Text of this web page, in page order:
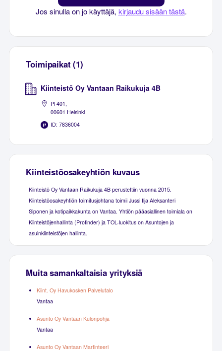
Jos sinulla on jo käyttäjä, kirjaudu sisään tästä.
Toimipaikat (1)
Kiinteistö Oy Vantaan Raikukuja 4B
Pl 401,
00601 Helsinki
ID: 7836004
Kiinteistöosakeyhtiön kuvaus
Kiinteistö Oy Vantaan Raikukuja 4B perustettiin vuonna 2015.
Kiinteistöosakeyhtiön toimitusjohtana toimii Jussi Ilja Aleksanteri
Siponen ja kotipaikkakunta on Vantaa. Yhtiön pääasiallinen toimiala on
Kiinteistöjenhallinta (Profinder) ja TOL-luokitus on Asuntojen ja
asuinkiinteistöjen hallinta.
Muita samankaltaisia yrityksiä
Kiint. Oy Havukosken Palvelutalo
Vantaa
Asunto Oy Vantaan Kulonpohja
Vantaa
Asunto Oy Vantaan Martinteeri